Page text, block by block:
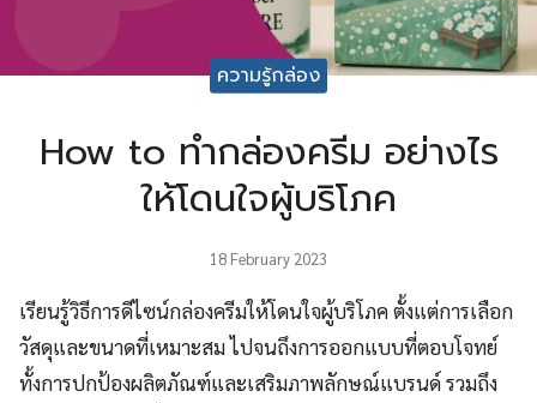
ความรู้กล่อง
How to ทำกล่องครีม อย่างไร
ให้โดนใจผู้บริโภค
18 February 2023
เรียนรู้วิธีการดีไซน์กล่องครีมให้โดนใจผู้บริโภค ตั้งแต่การเลือก
วัสดุและขนาดที่เหมาะสม ไปจนถึงการออกแบบที่ตอบโจทย์
ทั้งการปกป้องผลิตภัณฑ์และเสริมภาพลักษณ์แบรนด์ รวมถึง